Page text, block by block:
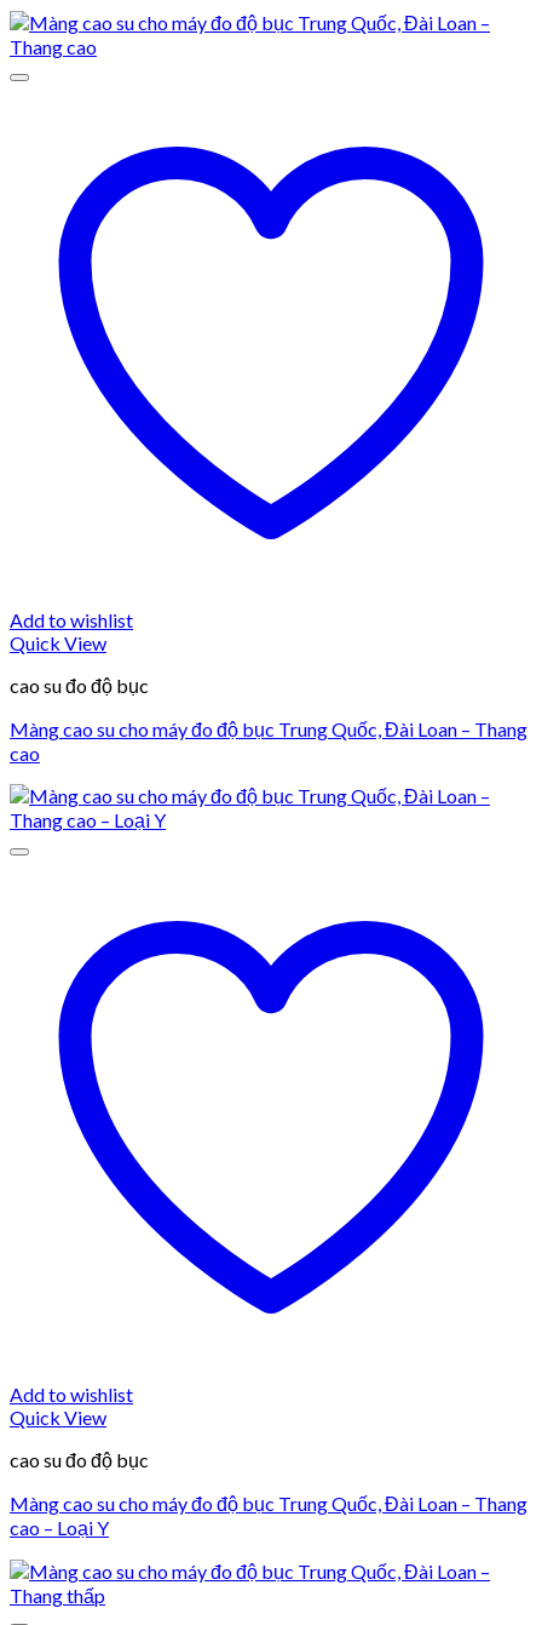
Add to wishlist
Quick View
cao su đo độ bục
Màng cao su cho máy đo độ bục Trung Quốc, Đài Loan – Thang
cao
Add to wishlist
Quick View
cao su đo độ bục
Màng cao su cho máy đo độ bục Trung Quốc, Đài Loan – Thang
cao – Loại Y